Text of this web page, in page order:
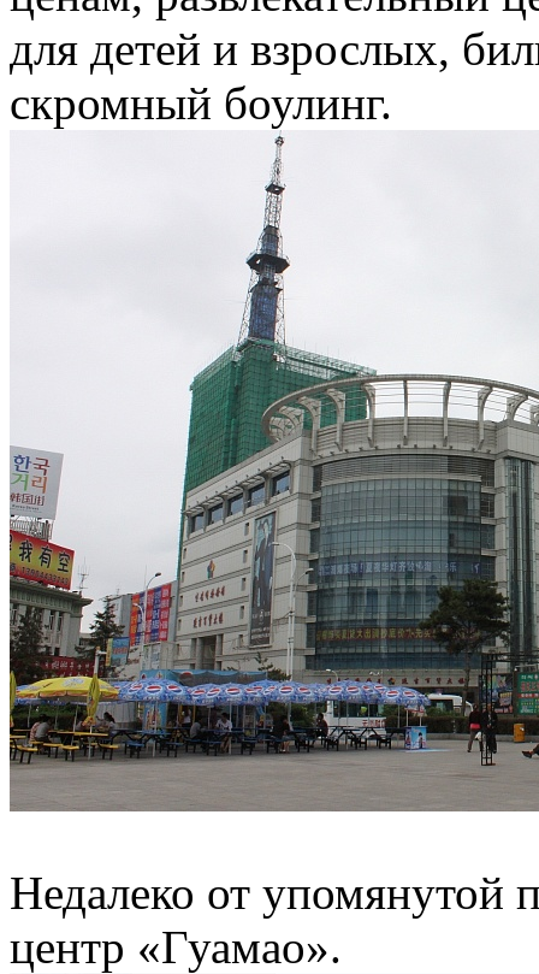
для детей и взрослых,
скромный боулинг.
Недалеко от упомянутой
центр «Гуамао».